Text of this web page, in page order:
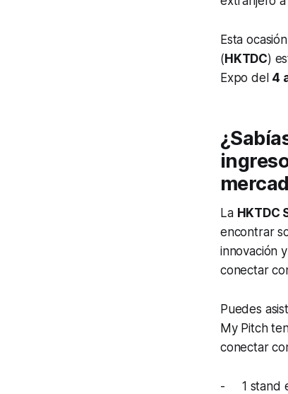
Esta
( HKTDC)
Expo del 4
La HKTDC
encontrar
innovación
conectar
Puedes
My Pitch
conectar
- 1 stand